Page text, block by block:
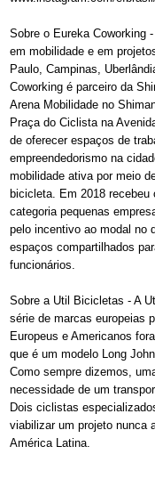
Sobre o Eureka Coworking
em mobilidade e em
Paulo, Campinas,
Coworking é parceiro da
Arena Mobilidade no
Praça do Ciclista na
de oferecer espaços de
empreendedorismo na
mobilidade ativa por meio
bicicleta. Em 2018
categoria pequenas
pelo incentivo ao modal no
espaços compartilhados
funcionários.
Sobre a Util Bicicletas - A
série de marcas europeias
Europeus e Americanos
que é um modelo Long
Como sempre dizemos,
necessidade de um
Dois ciclistas
viabilizar um projeto nunca
América Latina.